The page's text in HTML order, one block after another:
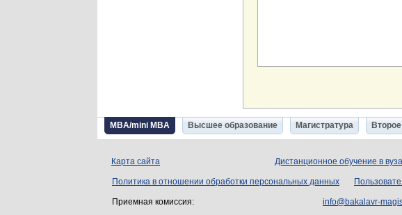
MBA/mini MBA Высшее образование Магистратура
Карта сайта Дистанционное обучение в
Политика в отношении обработки персональных данных
Приемная комиссия:
info@bakalavr-